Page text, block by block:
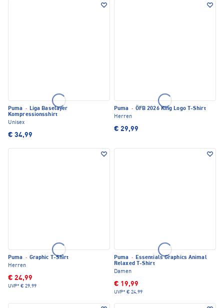
Puma · Liga Baselayer
Kompressionsshirt
Unisex
€ 34,99
Puma · ÖFB 2026 King Logo T-Shirt
Herren
€ 29,99
Puma · Graphic T-Shirt
Herren
€ 24,99
UVP* € 29,99
Puma · Essentials Graphics Animal
Relaxed T-Shirt
Damen
€ 19,99
UVP* € 24,99